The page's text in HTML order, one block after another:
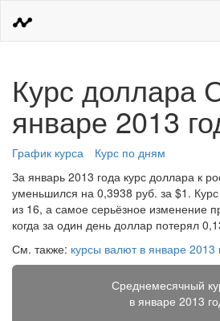
Курс доллара
январе 2013
График курса
Курс по дням
За январь 2013 года курс доллара к
уменьшился на 0,3938 руб. за $1.
из 16, а самое серьёзное изменение
когда за один день доллар потерял
См. также: курсы валют в январе 2013
Среднемесячный
в январе 2013